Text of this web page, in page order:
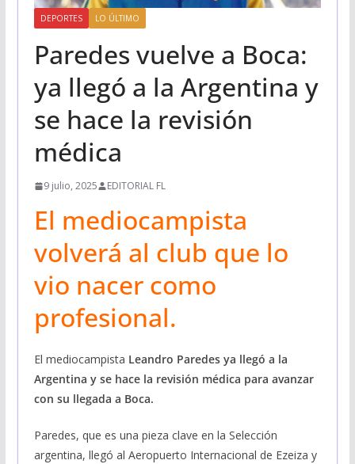
DEPORTES LO ÚLTIMO
Paredes vuelve a Boca:
ya llegó a la Argentina y
se hace la revisión
médica
9 julio, 2025 EDITORIAL FL
El mediocampista
volverá al club que lo
vio nacer como
profesional.
El mediocampista Leandro Paredes ya llegó a la
Argentina y se hace la revisión médica para avanzar
con su llegada a Boca.
Paredes, que es una pieza clave en la Selección
argentina, llegó al Aeropuerto Internacional de Ezeiza y